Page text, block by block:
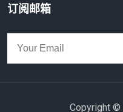
订阅邮箱
Copyright ©